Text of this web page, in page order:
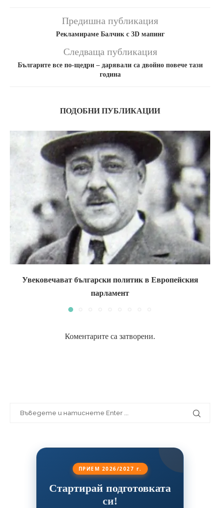
Предишна публикация
Рекламираме Балчик с 3D мапинг
Следваща публикация
Българите все по-щедри – дарявали са двойно повече тази
година
ПОДОБНИ ПУБЛИКАЦИИ
Увековечават български политик в Европейския
парламент
Коментарите са затворени.
ПРИЕМ 2026/2027 г.
Стартирай подготовката
си!